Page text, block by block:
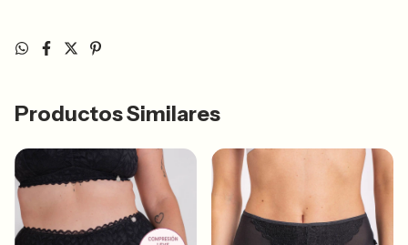
Productos Similares